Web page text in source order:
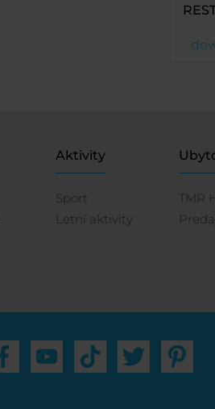
Aktivity
Sport
Letní aktivity
TMR